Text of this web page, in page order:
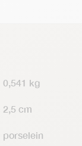
0,541 kg
2,5 cm
porselein